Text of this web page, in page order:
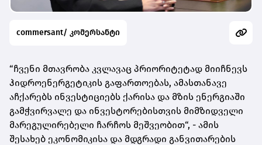
commersant/ კომერსანტი
“ჩვენი მთავრობა კვლავაც პრიორიტეტად მიიჩნევს
ჰიდროენერგეტიკის გაფართოებას, ამასთანავე
აჩქარებს ინვესტიციებს ქარისა და მზის ენერგიაში
გამჭვირვალე და ინვესტორებისთვის მიმზიდველი
მარეგულირებელი ჩარჩოს მეშვეობით“, - ამის
შესახებ ეკონომიკისა და მდგრადი განვითარების